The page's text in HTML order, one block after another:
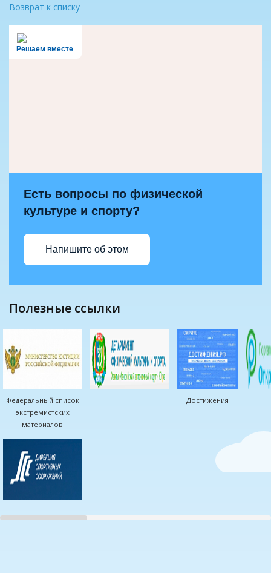
Возврат к списку
Решаем вместе
Есть вопросы по физической
культуре и спорту?
Напишите об этом
полезные ссылки
Федеральный список
экстремистских
материалов
Достижения